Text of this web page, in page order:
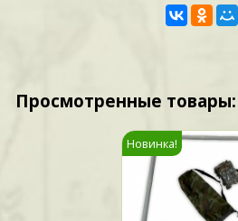
Просмотренные товары:
Новинка!